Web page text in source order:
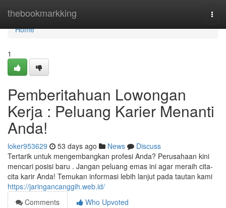
thebookmarkking
Home
Home
1
Pemberitahuan Lowongan
Kerja : Peluang Karier Menanti
Anda!
loker953629 53 days ago News
Discuss
Tertarik untuk mengembangkan profesi Anda? Perusahaan kini
mencari posisi baru . Jangan peluang emas ini agar meraih cita-
cita karir Anda! Temukan informasi lebih lanjut pada tautan kami
https://jaringancanggih.web.id/
Comments
Who Upvoted